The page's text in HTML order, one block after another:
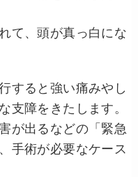
て、頭が真っ白にな
すると強い痛みやし
支障をきたします。
が出るなどの「緊急
手術が必要なケース